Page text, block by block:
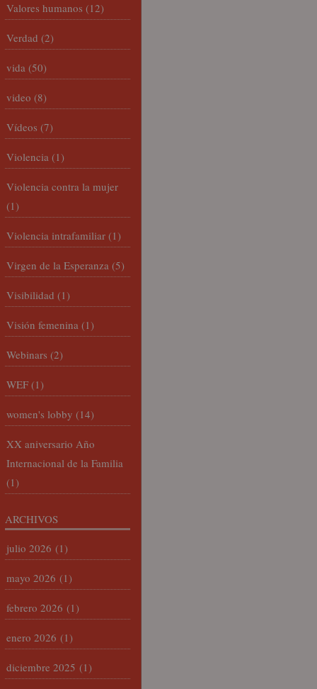
Valores humanos (12)
Verdad (2)
vida (50)
video (8)
Vídeos (7)
Violencia (1)
Violencia contra la mujer
(1)
Violencia intrafamiliar (1)
Virgen de la Esperanza (5)
Visibilidad (1)
Visión femenina (1)
Webinars (2)
WEF (1)
women's lobby (14)
XX aniversario Año
Internacional de la Familia
(1)
ARCHIVOS
julio 2026 (1)
mayo 2026 (1)
febrero 2026 (1)
enero 2026 (1)
diciembre 2025 (1)